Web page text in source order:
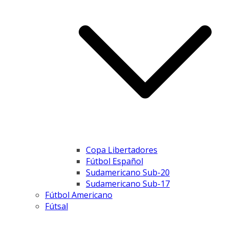
Copa Libertadores
Fútbol Español
Sudamericano Sub-20
Sudamericano Sub-17
Fútbol Americano
Fútsal